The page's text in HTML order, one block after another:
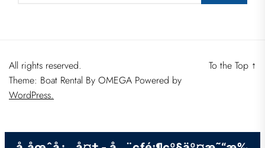
All rights reserved.
Theme: Boat Rental By OMEGA Powered by
WordPress.
To the Top ↑